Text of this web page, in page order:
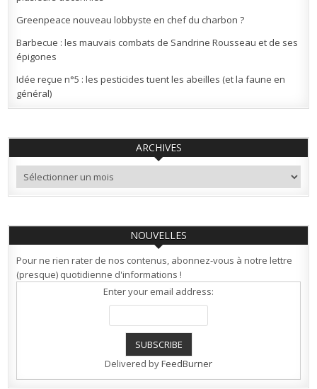
Greenpeace nouveau lobbyste en chef du charbon ?
Barbecue : les mauvais combats de Sandrine Rousseau et de ses
épigones
Idée reçue n°5 : les pesticides tuent les abeilles (et la faune en
général)
ARCHIVES
Archives
NOUVELLES
Pour ne rien rater de nos contenus, abonnez-vous à notre lettre
(presque) quotidienne d'informations !
Enter your email address:
Delivered byFeedBurner